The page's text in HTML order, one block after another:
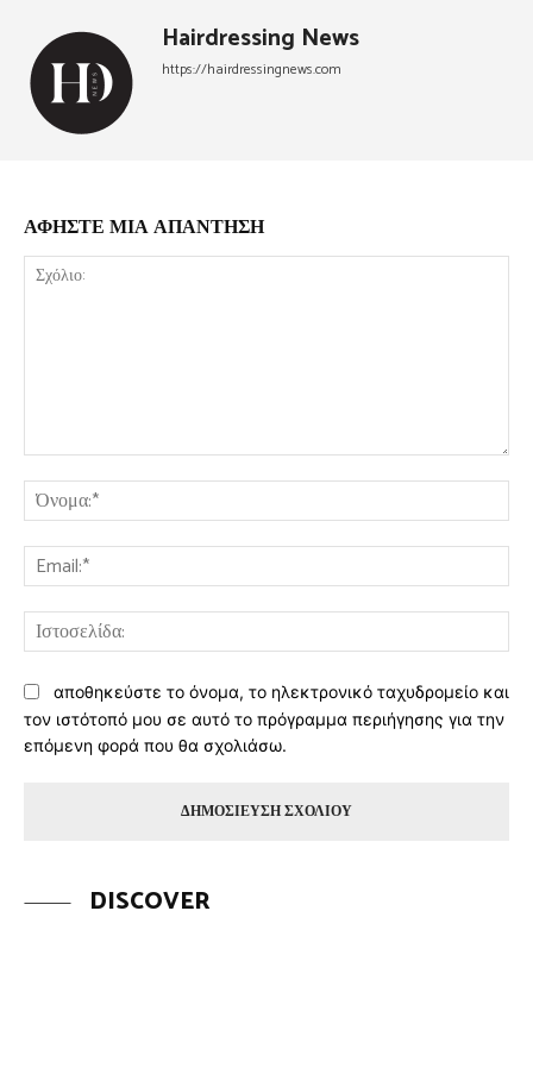
Hairdressing News
https://hairdressingnews.com
ΑΦΗΣΤΕ ΜΙΑ ΑΠΑΝΤΗΣΗ
αποθηκεύστε το όνομα, το ηλεκτρονικό ταχυδρομείο και
τον ιστότοπό μου σε αυτό το πρόγραμμα περιήγησης για την
επόμενη φορά που θα σχολιάσω.
DISCOVER